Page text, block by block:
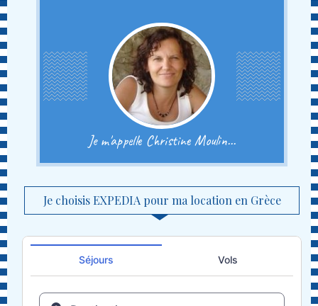
Je m'appelle Christine Moulin...
Je choisis EXPEDIA pour ma location en Grèce